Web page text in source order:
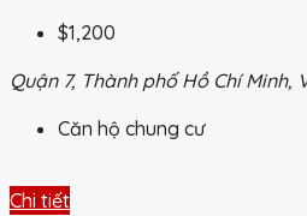
$1,200
Quận 7, Thành phố Hồ Chí Minh,
Căn hộ chung cư
Chi tiết